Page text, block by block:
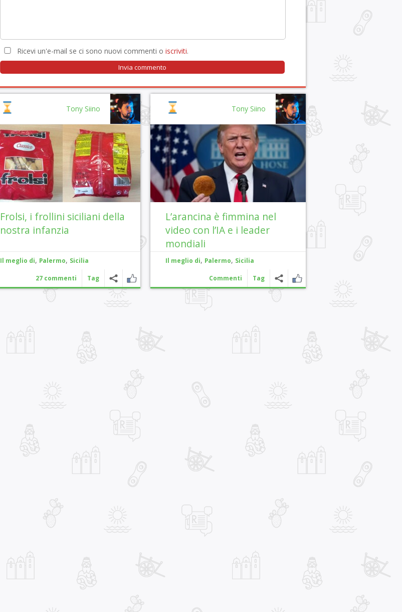
Ricevi un'e-mail se ci sono nuovi commenti o iscriviti.
Tony Siino
L’arancina è fimmina nel
video con l’IA e i leader
mondiali
Il meglio di, Palermo, Sicilia
Commenti Tag
Tony Siino
Frolsi, i frollini siciliani della
nostra infanzia
Il meglio di, Palermo, Sicilia
27 commenti Tag